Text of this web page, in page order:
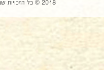
2018 © כל הזכויות שמורות ליוסי עופר "גולה ותקומה"